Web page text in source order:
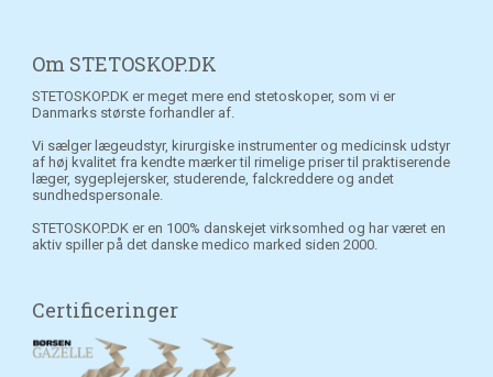
Om STETOSKOP.DK
STETOSKOP.DK er meget mere end stetoskoper, som vi er
Danmarks største forhandler af.
Vi sælger lægeudstyr, kirurgiske instrumenter og medicinsk udstyr
af høj kvalitet fra kendte mærker til rimelige priser til praktiserende
læger, sygeplejersker, studerende, falckreddere og andet
sundhedspersonale.
STETOSKOP.DK er en 100% danskejet virksomhed og har været en
aktiv spiller på det danske medico marked siden 2000.
Certificeringer